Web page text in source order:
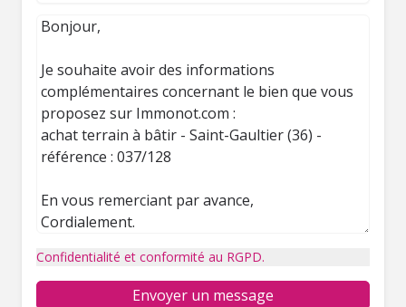
Confidentialité et conformité au RGPD.
Envoyer un message